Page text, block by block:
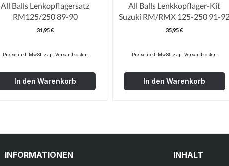
All Balls Lenkopflagersatz
RM125/250 89-90
Regulärer Preis:
31,95 €
Preise inkl. MwSt. zzgl. Versandkosten
In den Warenkorb
All Balls Lenkkopflager-Kit
Suzuki RM/RMX 125-250 91-
Regulärer
35,95 €
Preise inkl. MwSt. zzgl. Versandkosten
In den Warenkorb
INFORMATIONEN
INHALT